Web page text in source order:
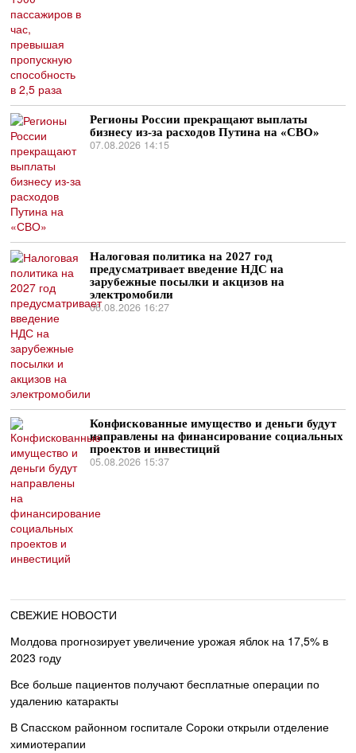
Регионы России прекращают выплаты
бизнесу из-за расходов Путина на «СВО»
07.08.2026 14:15
Налоговая политика на 2027 год
предусматривает введение НДС на
зарубежные посылки и акцизов на
электромобили
06.08.2026 16:27
Конфискованные имущество и деньги будут
направлены на финансирование социальных
проектов и инвестиций
05.08.2026 15:37
СВЕЖИЕ НОВОСТИ
Молдова прогнозирует увеличение урожая яблок на 17,5% в
2023 году
Все больше пациентов получают бесплатные операции по
удалению катаракты
В Спасском районном госпитале Сороки открыли отделение
химиотерапии